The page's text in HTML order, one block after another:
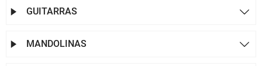
 GUITARRAS 
 MANDOLINAS 